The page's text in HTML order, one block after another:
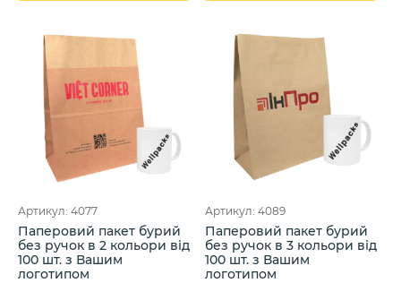
Артикул: 4077
Паперовий пакет бурий
без ручок в 2 кольори від
100 шт. з Вашим
логотипом
Артикул: 4089
Паперовий пакет бурий
без ручок в 3 кольори від
100 шт. з Вашим
логотипом